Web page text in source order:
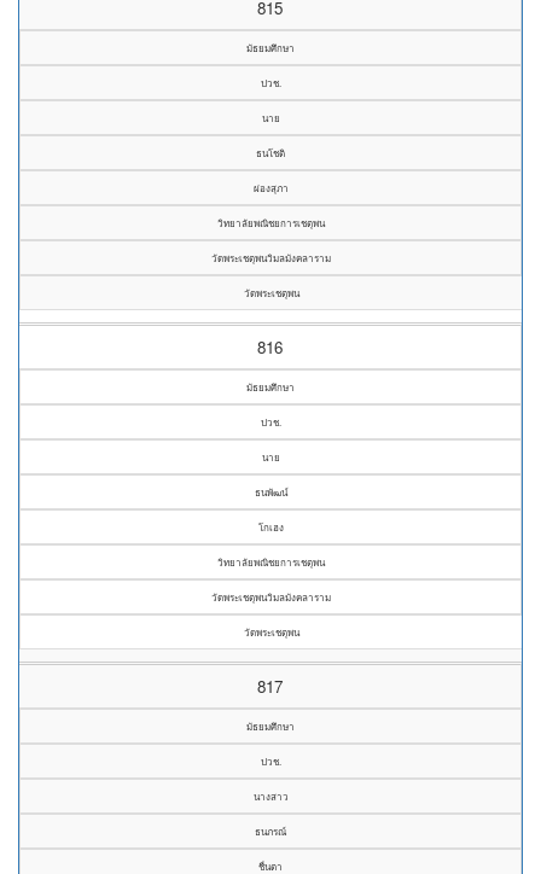
815
มัธยมศึกษา
ปวช.
นาย
ธนโชติ
ผ่องสุภา
วิทยาลัยพณิชยการเชตุพน
วัดพระเชตุพนวิมลมังคลาราม
วัดพระเชตุพน
816
มัธยมศึกษา
ปวช.
นาย
ธนพัฒน์
โกเฮง
วิทยาลัยพณิชยการเชตุพน
วัดพระเชตุพนวิมลมังคลาราม
วัดพระเชตุพน
817
มัธยมศึกษา
ปวช.
นางสาว
ธนภรณ์
ชื่นตา